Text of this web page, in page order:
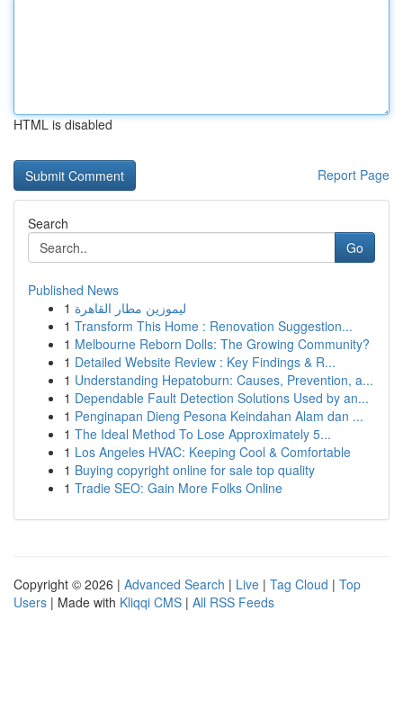
HTML is disabled
Report Page
Search
Go
Published News
1 ليموزين مطار القاهرة
1 Transform This Home : Renovation Suggestion...
1 Melbourne Reborn Dolls: The Growing Community?
1 Detailed Website Review : Key Findings & R...
1 Understanding Hepatoburn: Causes, Prevention, a...
1 Dependable Fault Detection Solutions Used by an...
1 Penginapan Dieng Pesona Keindahan Alam dan ...
1 The Ideal Method To Lose Approximately 5...
1 Los Angeles HVAC: Keeping Cool & Comfortable
1 Buying copyright online for sale top quality
1 Tradie SEO: Gain More Folks Online
Copyright © 2026 | Advanced Search | Live | Tag Cloud | Top
Users | Made with Kliqqi CMS | All RSS Feeds